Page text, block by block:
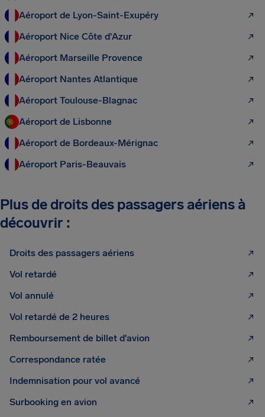
Aéroport de Lyon-Saint-Exupéry
Aéroport Nice Côte d'Azur
Aéroport Marseille Provence
Aéroport Nantes Atlantique
Aéroport Toulouse-Blagnac
Aéroport de Lisbonne
Aéroport de Bordeaux-Mérignac
Aéroport Paris-Beauvais
Plus de droits des passagers aériens à
découvrir :
Droits des passagers aériens
Vol retardé
Vol annulé
Vol retardé de 2 heures
Remboursement de billet d'avion
Correspondance ratée
Indemnisation pour vol avancé
Surbooking en avion